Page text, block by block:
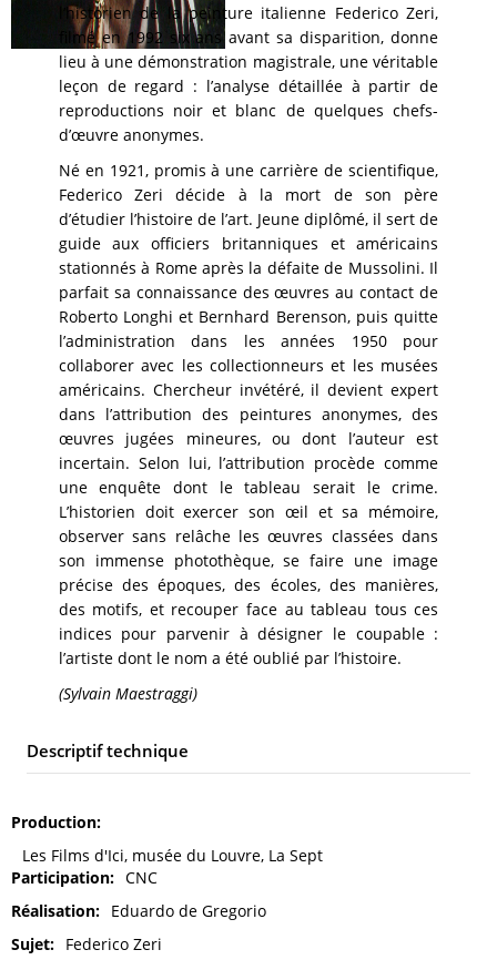
l’historien de la peinture italienne Federico Zeri,
filmé en 1992 six ans avant sa disparition, donne
lieu à une démonstration magistrale, une véritable
leçon de regard : l’analyse détaillée à partir de
reproductions noir et blanc de quelques chefs-
d’œuvre anonymes.
Né en 1921, promis à une carrière de scientifique,
Federico Zeri décide à la mort de son père
d’étudier l’histoire de l’art. Jeune diplômé, il sert de
guide aux officiers britanniques et américains
stationnés à Rome après la défaite de Mussolini. Il
parfait sa connaissance des œuvres au contact de
Roberto Longhi et Bernhard Berenson, puis quitte
l’administration dans les années 1950 pour
collaborer avec les collectionneurs et les musées
américains. Chercheur invétéré, il devient expert
dans l’attribution des peintures anonymes, des
œuvres jugées mineures, ou dont l’auteur est
incertain. Selon lui, l’attribution procède comme
une enquête dont le tableau serait le crime.
L’historien doit exercer son œil et sa mémoire,
observer sans relâche les œuvres classées dans
son immense photothèque, se faire une image
précise des époques, des écoles, des manières,
des motifs, et recouper face au tableau tous ces
indices pour parvenir à désigner le coupable :
l’artiste dont le nom a été oublié par l’histoire.
(Sylvain Maestraggi)
Descriptif technique
Production
Les Films d'Ici, musée du Louvre, La Sept
Participation
CNC
Réalisation
Eduardo de Gregorio
Sujet
Federico Zeri